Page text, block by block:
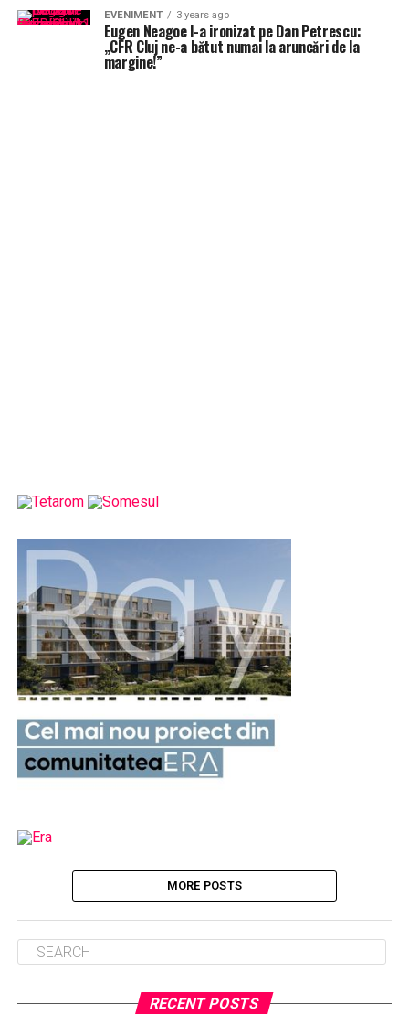
EVENIMENT 3 years ago
Eugen Neagoe l-a ironizat pe Dan Petrescu:
„CFR Cluj ne-a bătut numai la aruncări de la
margine!”
MORE POSTS
RECENT POSTS